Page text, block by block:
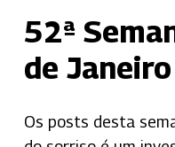
52ª
de
Os posts desta